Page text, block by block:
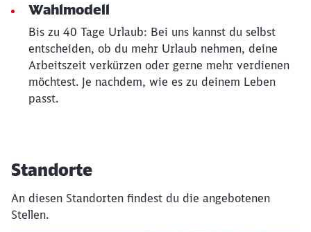
Wahlmodell
Bis zu 40 Tage Urlaub: Bei uns kannst du selbst
entscheiden, ob du mehr Urlaub nehmen, deine
Arbeitszeit verkürzen oder gerne mehr verdienen
möchtest. Je nachdem, wie es zu deinem Leben
passt.
Standorte
An diesen Standorten findest du die angebotenen
Stellen.